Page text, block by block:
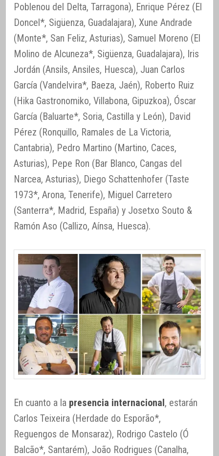
Poblenou del Delta, Tarragona), Enrique Pérez (El
Doncel*, Sigüenza, Guadalajara), Xune Andrade
(Monte*, San Feliz, Asturias), Samuel Moreno (El
Molino de Alcuneza*, Sigüenza, Guadalajara), Iris
Jordán (Ansils, Ansiles, Huesca), Juan Carlos
García (Vandelvira*, Baeza, Jaén), Roberto Ruiz
(Hika Gastronomiko, Villabona, Gipuzkoa), Óscar
García (Baluarte*, Soria, Castilla y León), David
Pérez (Ronquillo, Ramales de La Victoria,
Cantabria), Pedro Martino (Martino, Caces,
Asturias), Pepe Ron (Bar Blanco, Cangas del
Narcea, Asturias), Diego Schattenhofer (Taste
1973*, Arona, Tenerife), Miguel Carretero
(Santerra*, Madrid, España) y Josetxo Souto &
Ramón Aso (Callizo, Aínsa, Huesca).
En cuanto a la presencia internacional, estarán
Carlos Teixeira (Herdade do Esporão*,
Reguengos de Monsaraz), Rodrigo Castelo (Ó
Balcão*, Santarém), João Rodrigues (Canalha,